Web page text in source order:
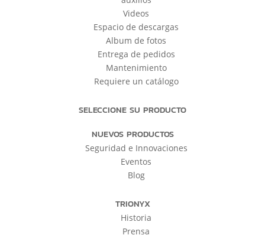
Videos
Espacio de descargas
Album de fotos
Entrega de pedidos
Mantenimiento
Requiere un catálogo
SELECCIONE SU PRODUCTO
NUEVOS PRODUCTOS
Seguridad e Innovaciones
Eventos
Blog
TRIONYX
Historia
Prensa